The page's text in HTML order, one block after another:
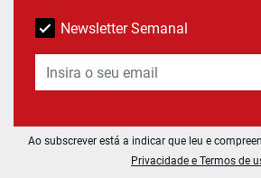
Newsletter Semanal
Ao subscrever está a indicar que leu e
Privacidade e Termos de